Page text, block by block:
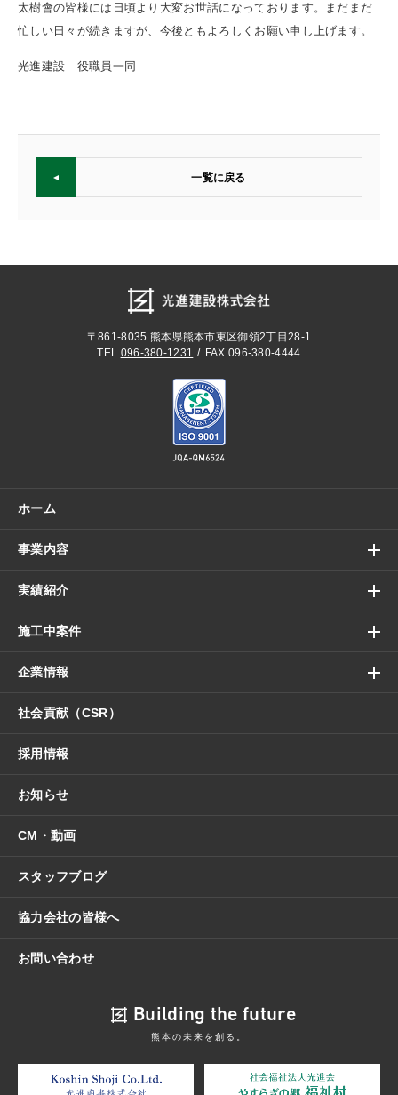
太樹會の皆様には日頃より大変お世話になっております。まだまだ
忙しい日々が続きますが、今後ともよろしくお願い申し上げます。
光進建設 役職員一同
一覧に戻る
〒861-8035 熊本県熊本市東区御領2丁目28-1
TEL 096-380-1231 FAX 096-380-4444
ホーム
事業内容
実績紹介
施工中案件
企業情報
社会貢献（CSR）
採用情報
お知らせ
CM・動画
スタッフブログ
協力会社の皆様へ
お問い合わせ
Building the future
熊本の未来を創る。